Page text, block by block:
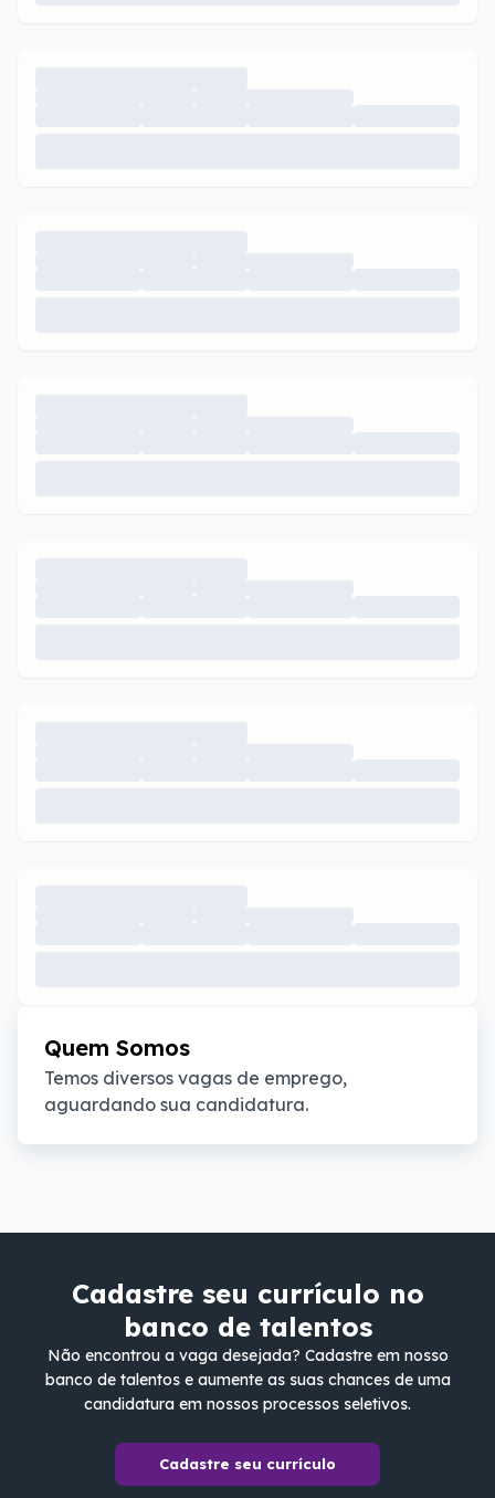
Quem Somos
Temos diversos vagas de emprego,
aguardando sua candidatura.
Cadastre seu currículo no
banco de talentos
Não encontrou a vaga desejada? Cadastre em nosso
banco de talentos e aumente as suas chances de uma
candidatura em nossos processos seletivos.
Cadastre seu currículo